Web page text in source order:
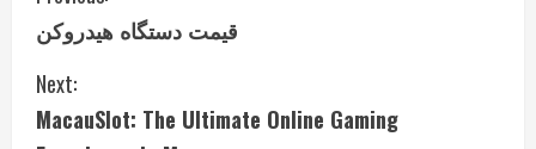
o
n
قیمت دستگاه هیدروکن
Next:
MacauSlot: The Ultimate Online Gaming